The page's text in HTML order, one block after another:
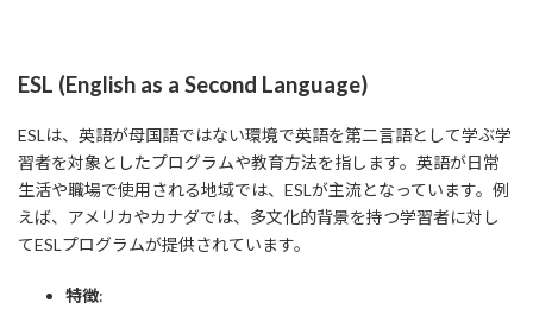
ESL (English as a Second Language)
ESLは、英語が母国語ではない環境で英語を第二言語として学ぶ学
習者を対象としたプログラムや教育方法を指します。英語が日常
生活や職場で使用される地域では、ESLが主流となっています。例
えば、アメリカやカナダでは、多文化的背景を持つ学習者に対し
てESLプログラムが提供されています。
特徴: